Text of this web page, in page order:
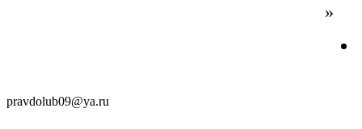
»
pravdolub09@ya.ru